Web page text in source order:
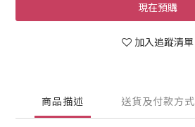
現在預購
加入追蹤清單
商品描述 送貨及付款方式